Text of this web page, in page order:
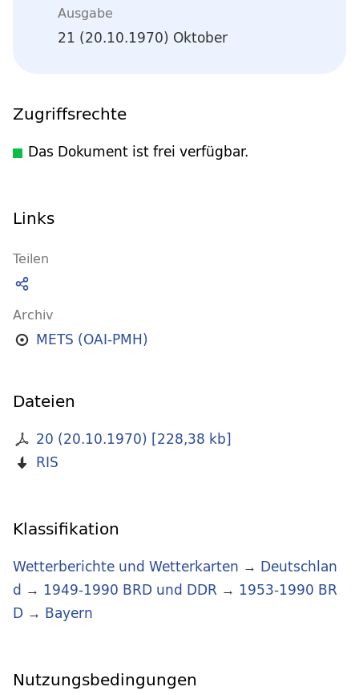
Ausgabe
21 (20.10.1970) Oktober
Zugriffsrechte
Das Dokument ist frei verfügbar.
Links
Teilen
Archiv
METS (OAI-PMH)
Dateien
20 (20.10.1970) [228,38 kb]
RIS
Klassifikation
Wetterberichte und Wetterkarten → Deutschlan
d → 1949-1990 BRD und DDR → 1953-1990 BR
D → Bayern
Nutzungsbedingungen